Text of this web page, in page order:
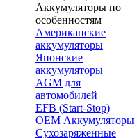
Аккумуляторы по
особенностям
Американские
аккумуляторы
Японские
аккумуляторы
AGM для
автомобилей
EFB (Start-Stop)
OEM Аккумуляторы
Сухозаряженные